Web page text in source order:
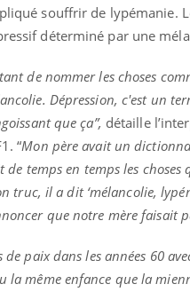
souffrir de lypémanie.
déterminé par une
de nommer les choses
Dépression, c'est un
que ça”, détaille
“Mon père avait un
temps en temps les
truc, il a dit ‘mélancolie,
que notre mère faisait
de paix dans les années 60
la même enfance que la
dengue,
se passe-
de la
GLP-1
aussi les os
: ce qui
la prise en